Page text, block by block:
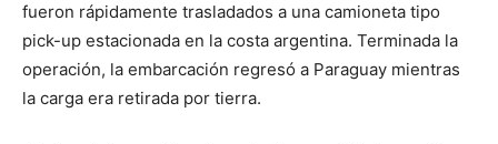
fueron rápidamente trasladados a una camioneta tipo
pick-up estacionada en la costa argentina. Terminada la
operación, la embarcación regresó a Paraguay mientras
la carga era retirada por tierra.